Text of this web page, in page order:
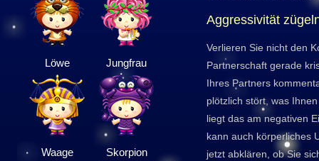
Löwe Jungfrau
Waage Skorpion
Aggressivität
Verlieren Sie nicht den
Partnerschaft gerade
Ihres Partners
plötzlich stört, was
liegt das am negativen
kann auch körperliches
jetzt abklären, ob Sie